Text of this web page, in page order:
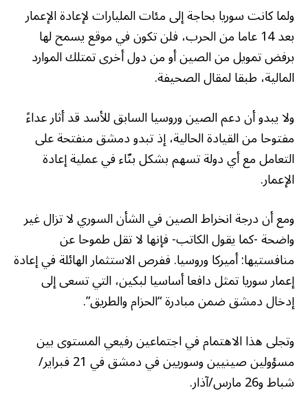
ولما كانت سوريا بحاجة إلى مئات المليارات لإعادة الإعمار
بعد 14 عاما من الحرب، فلن تكون في موقع يسمح لها
برفض تمويل من الصين أو من دول أخرى تمتلك الموارد
المالية، طبقا لمقال الصحيفة.
ولا يبدو أن دعم الصين وروسيا السابق للأسد قد أثار عداءً
مفتوحا من القيادة الحالية، إذ تبدو دمشق منفتحة على
التعامل مع أي دولة تسهم بشكل بنّاء في عملية إعادة
الإعمار.
ومع أن درجة انخراط الصين في الشأن السوري لا تزال غير
واضحة -كما يقول الكاتب- فإنها لا تقل طموحا عن
منافستيها: أميركا وروسيا. ففرص الاستثمار الهائلة في إعادة
إعمار سوريا تمثل دافعا أساسيا لبكين، التي تسعى إلى
إدخال دمشق ضمن مبادرة “الحزام والطريق”.
وتجلى هذا الاهتمام في اجتماعين رفيعي المستوى بين
مسؤولين صينيين وسوريين في دمشق في 21 فبراير/
شباط و26 مارس/آذار.